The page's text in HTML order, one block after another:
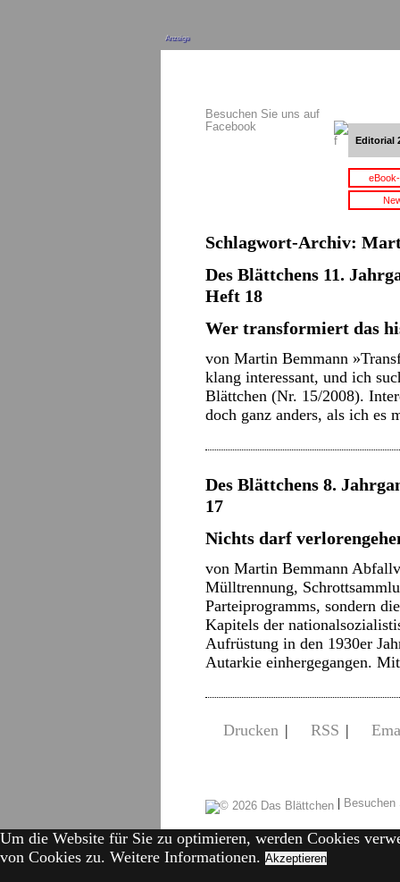
Anzeige
Besuchen Sie uns auf
Facebook
Editorial
Schlagwort-Archiv:
Des Blättchens 11.
Heft 18
Wer transformiert das
von Martin Bemmann
klang interessant, und ich
Blättchen (Nr. 15/2008).
doch ganz anders, als ich
Des Blättchens 8.
17
Nichts darf
von Martin Bemmann
Mülltrennung,
Parteiprogramms, sondern
Kapitels der
Aufrüstung in den 1930er
Autarkie einhergegangen.
Drucken | RSS |
|
Um die Website für Sie zu optimieren, werden Cookies
von Cookies zu. Weitere Informationen. Akzeptieren